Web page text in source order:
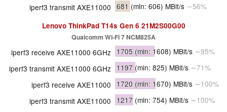
iperf3 transmit AXE11000 681 (min: 606) MBit/s ∼56%
Lenovo ThinkPad T14s Gen 6 21M2S00G00
Qualcomm Wi-Fi 7 NCM825A
iperf3 receive AXE11000 6GHz 1705 (min: 1608) MBit/s ∼95%
iperf3 transmit AXE11000 6GHz
1197 (min: 825) MBit/s ∼71%
iperf3 receive AXE11000
1720 (min: 1670) MBit/s ∼100%
iperf3 transmit AXE11000
1217 (min: 754) MBit/s ∼100%